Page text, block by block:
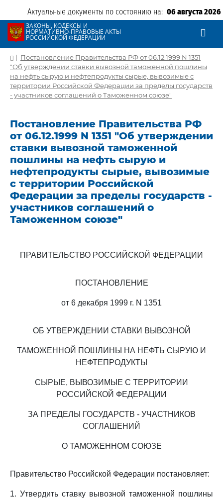
Актуальные документы по состоянию на: 06 августа 2026
ЗАКОНЫ, КОДЕКСЫ И
НОРМАТИВНО-ПРАВОВЫЕ АКТЫ
РОССИЙСКОЙ ФЕДЕРАЦИИ
| Постановление Правительства РФ от 06.12.1999 N 1351
"Об утверждении ставки вывозной таможенной пошлины
на нефть сырую и нефтепродукты сырые, вывозимые с
территории Российской Федерации за пределы государств
- участников соглашений о Таможенном союзе"
Постановление Правительства РФ
от 06.12.1999 N 1351 "Об утверждении
ставки вывозной таможенной
пошлины на нефть сырую и
нефтепродукты сырые, вывозимые
с территории Российской
Федерации за пределы государств -
участников соглашений о
Таможенном союзе"
ПРАВИТЕЛЬСТВО РОССИЙСКОЙ ФЕДЕРАЦИИ
ПОСТАНОВЛЕНИЕ
от 6 декабря 1999 г. N 1351
ОБ УТВЕРЖДЕНИИ СТАВКИ ВЫВОЗНОЙ
ТАМОЖЕННОЙ ПОШЛИНЫ НА НЕФТЬ СЫРУЮ И
НЕФТЕПРОДУКТЫ
СЫРЫЕ, ВЫВОЗИМЫЕ С ТЕРРИТОРИИ
РОССИЙСКОЙ ФЕДЕРАЦИИ
ЗА ПРЕДЕЛЫ ГОСУДАРСТВ - УЧАСТНИКОВ
СОГЛАШЕНИЙ
О ТАМОЖЕННОМ СОЮЗЕ
Правительство Российской Федерации постановляет:
1. Утвердить ставку вывозной таможенной пошлины